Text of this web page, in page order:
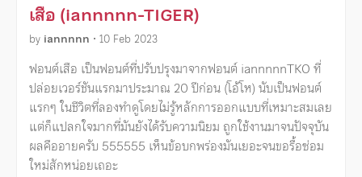
เสือ (iannnnn-TIGER)
by iannnnn • 10 Feb 2023
ฟอนต์เสือ เป็นฟอนต์ที่ปรับปรุงมาจากฟอนต์ iannnnnTKO ที่
ปล่อยเวอร์ชันแรกมาประมาณ 20 ปีก่อน (โอ้โห) นับเป็นฟอนต์
แรกๆ ในชีวิตที่ลองทำดูโดยไม่รู้หลักการออกแบบที่เหมาะสมเลย
แต่ก็แปลกใจมากที่มันยังได้รับความนิยม ถูกใช้งานมาจนปัจจุบัน
ผลคืออายครับ 555555 เห็นข้อบกพร่องมันเยอะจนขอรื้อซ่อม
ใหม่สักหน่อยเถอะ